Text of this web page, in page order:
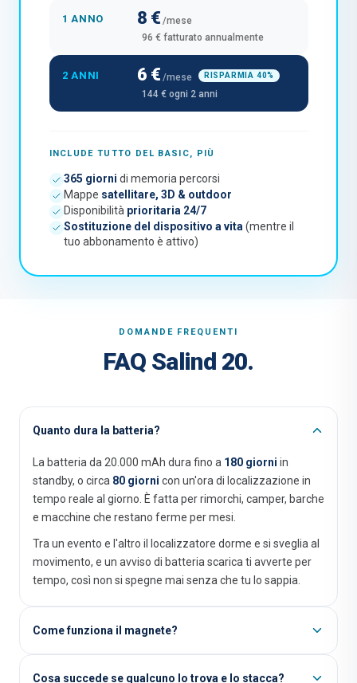
1 ANNO 8 € /mese
96 € fatturato annualmente
2 ANNI 6 € /mese RISPARMIA 40%
144 € ogni 2 anni
INCLUDE TUTTO DEL BASIC, PIÙ
365 giorni di memoria percorsi
Mappe satellitare, 3D & outdoor
Disponibilità prioritaria 24/7
Sostituzione del dispositivo a vita (mentre il
tuo abbonamento è attivo)
DOMANDE FREQUENTI
FAQ Salind 20.
Quanto dura la batteria?
La batteria da 20.000 mAh dura fino a 180 giorni in
standby, o circa 80 giorni con un'ora di localizzazione in
tempo reale al giorno. È fatta per rimorchi, camper, barche
e macchine che restano ferme per mesi.
Tra un evento e l'altro il localizzatore dorme e si sveglia al
movimento, e un avviso di batteria scarica ti avverte per
tempo, così non si spegne mai senza che tu lo sappia.
Come funziona il magnete?
Cosa succede se qualcuno lo trova e lo stacca?